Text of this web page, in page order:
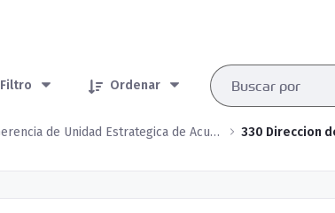
Filtro
Ordenar
300 Gerencia de Unidad Estrategica de Acueducto y Alcantarillado 330 Direccion